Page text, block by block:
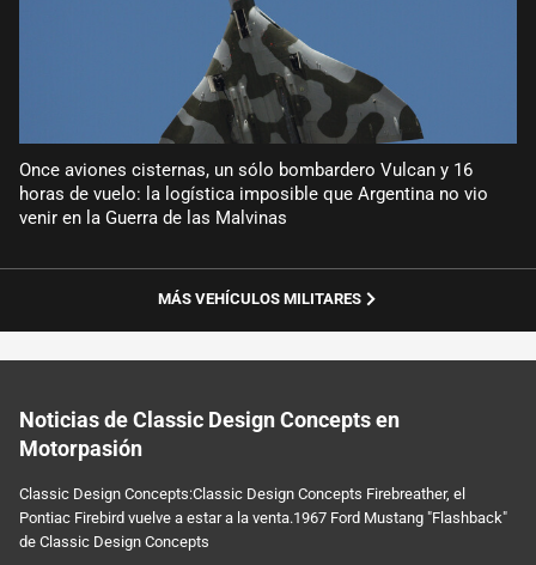
Once aviones cisternas, un sólo bombardero Vulcan y 16
horas de vuelo: la logística imposible que Argentina no vio
venir en la Guerra de las Malvinas
MÁS VEHÍCULOS MILITARES
Noticias de Classic Design Concepts en
Motorpasión
Classic Design Concepts:Classic Design Concepts Firebreather, el
Pontiac Firebird vuelve a estar a la venta.1967 Ford Mustang "Flashback"
de Classic Design Concepts